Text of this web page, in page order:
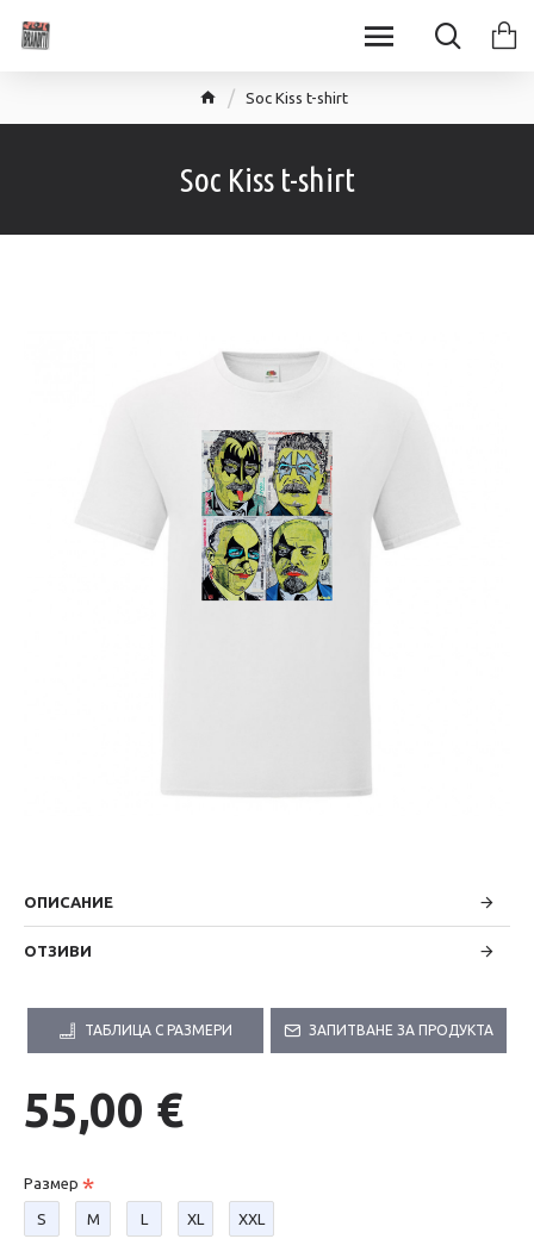
Soc Kiss t-shirt
Soc Kiss t-shirt
ОПИСАНИЕ
ОТЗИВИ
ТАБЛИЦА С РАЗМЕРИ ЗАПИТВАНЕ ЗА ПРОДУКТА
55,00 €
Размер
S М L XL XXL